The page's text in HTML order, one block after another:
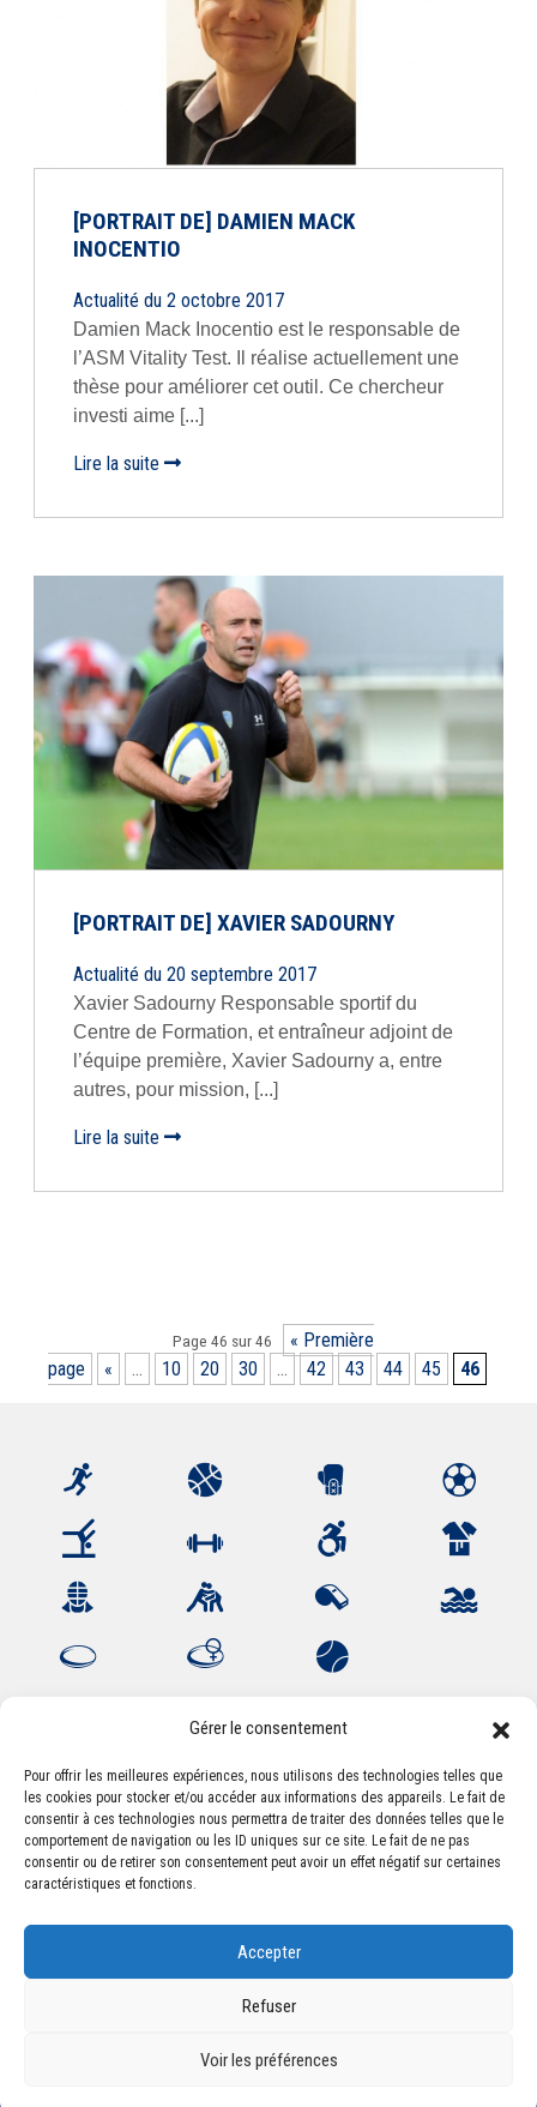
Gérer le consentement
Pour offrir les meilleures expériences, nous utilisons des technologies telles que
les cookies pour stocker et/ou accéder aux informations des appareils. Le fait de
consentir à ces technologies nous permettra de traiter des données telles que le
comportement de navigation ou les ID uniques sur ce site. Le fait de ne pas
consentir ou de retirer son consentement peut avoir un effet négatif sur certaines
caractéristiques et fonctions.
Accepter
Refuser
Voir les préférences
[PORTRAIT DE] DAMIEN MACK
INOCENTIO
Actualité du 2 octobre 2017
Damien Mack Inocentio est le responsable de
l’ASM Vitality Test. Il réalise actuellement une
thèse pour améliorer cet outil. Ce chercheur
investi aime [...]
Lire la suite
[PORTRAIT DE] XAVIER SADOURNY
Actualité du 20 septembre 2017
Xavier Sadourny Responsable sportif du
Centre de Formation, et entraîneur adjoint de
l’équipe première, Xavier Sadourny a, entre
autres, pour mission, [...]
Lire la suite
Page 46 sur 46
« Première
page
« ... 10 20 30 ... 42 43 44 45 46
Association Sportive Montferrandaise
84, boulevard Léon Jouhaux
CS 80221 - 63021 Clermont-Ferrand Cedex 2
accueil@asm-omnisports.com